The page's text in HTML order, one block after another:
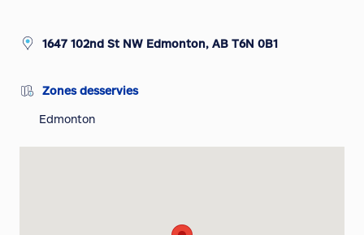
1647 102nd St NW Edmonton, AB T6N 0B1
Zones desservies
Edmonton